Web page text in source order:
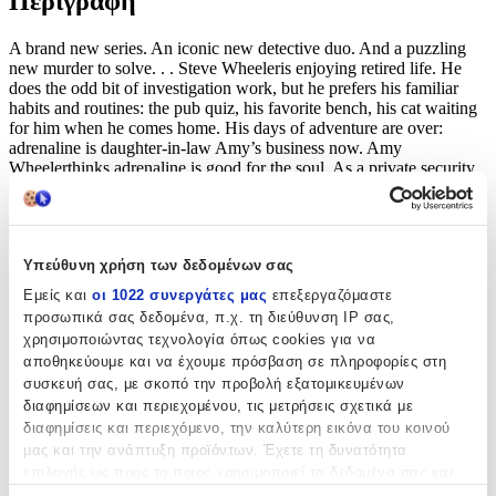
Υπεύθυνη χρήση των δεδομένων σας
Εμείς και οι 1022 συνεργάτες μας επεξεργαζόμαστε
προσωπικά σας δεδομένα, π.χ. τη διεύθυνση IP σας,
χρησιμοποιώντας τεχνολογία όπως cookies για να
αποθηκεύουμε και να έχουμε πρόσβαση σε πληροφορίες στη
συσκευή σας, με σκοπό την προβολή εξατομικευμένων
διαφημίσεων και περιεχομένου, τις μετρήσεις σχετικά με
διαφημίσεις και περιεχόμενο, την καλύτερη εικόνα του κοινού
μας και την ανάπτυξη προϊόντων. Έχετε τη δυνατότητα
A brand new series. An iconic new detective duo. And a puzzling
new murder to solve. . . Steve Wheeleris enjoying retired life. He
does the odd bit of investigation work, but he prefers his familiar
habits and routines: the pub quiz, his favorite bench, his cat waiting
for him when he comes home. His days of adventure are over:
adrenaline is daughter-in-law Amy’s business now. Amy
Wheelerthinks adrenaline is good for the soul. As a private security
officer, she doesn’t stay still long enough for habits or routines.
She’s currently on a remote island keeping world-famous author
Rosie D’Antonio alive. Which was meant to be an easy job. . . Then
have her sending an SOS to the only person she trusts. A breakneck
race around the world begins, but can Amy and Steve stay one step
ahead of a lethal enemy?
Χαρακτηριστικά
Συγγραφέας:
Osman Richard